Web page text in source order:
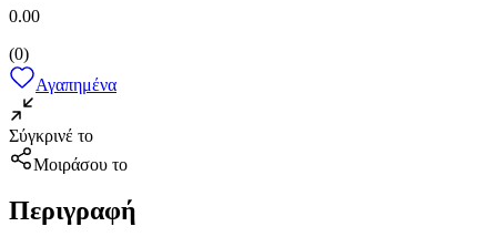
0.00
(0)
Αγαπημένα
Σύγκρινέ το
Μοιράσου το
Περιγραφή